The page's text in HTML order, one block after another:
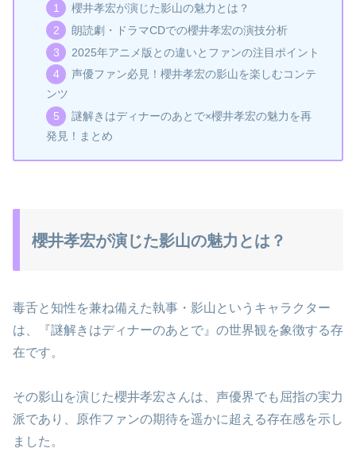
櫻井孝宏が演じた影山の魅力とは？
朗読劇・ドラマCDでの櫻井孝宏の演技分析
2025年アニメ版との違いとファンの注目ポイント
声優ファン必見！櫻井孝宏の影山を楽しむコンテ
ンツ
謎解きはディナーのあとで×櫻井孝宏の魅力を再
発見！まとめ
櫻井孝宏が演じた影山の魅力とは？
毒舌と知性を兼ね備えた執事・影山というキャラクター
は、『謎解きはディナーのあとで』の世界観を象徴する存
在です。
その影山を演じた櫻井孝宏さんは、声優界でも屈指の実力
派であり、原作ファンの期待を遥かに超える存在感を示し
ました。